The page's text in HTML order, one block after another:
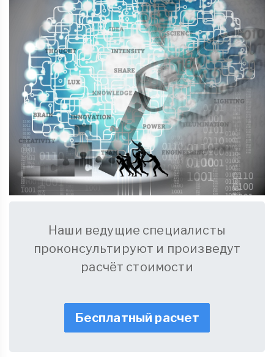
Наши ведущие специалисты
проконсультируют и произведут
расчёт стоимости
Бесплатный расчет